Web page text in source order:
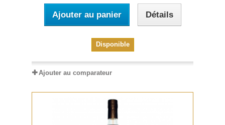
Ajouter au panier Détails
Disponible
Ajouter au comparateur